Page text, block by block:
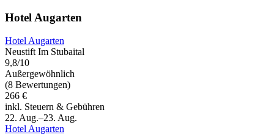
Hotel Augarten
Hotel Augarten
Neustift Im Stubaital
9,8/10
Außergewöhnlich
(8 Bewertungen)
266 €
inkl. Steuern & Gebühren
22. Aug.–23. Aug.
Hotel Augarten